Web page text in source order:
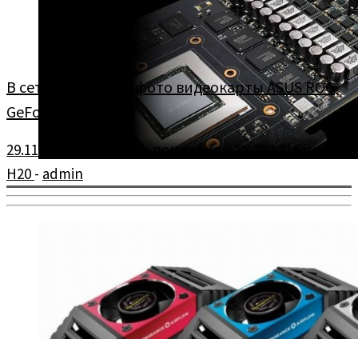
GeForce GTX 780 Ti DirectCU H20.
В сети появились фото видеокарты ASUS ROG
GeForce GTX 780 ...
29.11.2013 помечено GTX 780 Ti DirectCU
H20 - admin